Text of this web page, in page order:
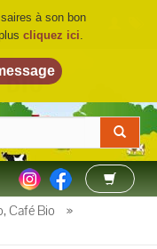
BIO©
Café Bio
»
à son bon
cliquez ici.